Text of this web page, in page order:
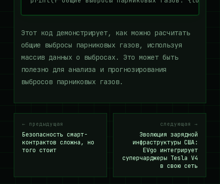
Этот код демонстрирует, как можно расчитать
общие выбросы парниковых газов, используя
массив данных о выбросах. Это может быть
полезно для анализа и прогнозирования
выбросов парниковых газов.
← предыдущая
Безопасность смарт-
контрактов сложна, но
того стоит
следующая →
Эволюция зарядной
инфраструктуры США:
EVgo интегрирует
суперчарджеры Tesla V4
в свою сеть